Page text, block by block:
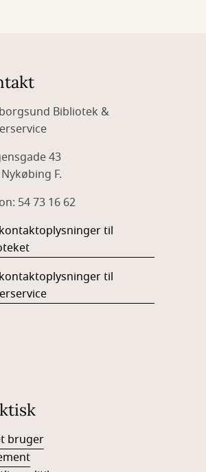
Bibliotek &
43
F.
54 73 16 62
til
til
bruger